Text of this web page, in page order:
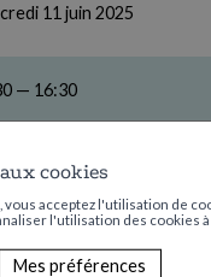
11 juin 2025
— 16:30
2.00 de participation
cookies
vous acceptez l'utilisation de
l'utilisation des cookies
Mes préférences